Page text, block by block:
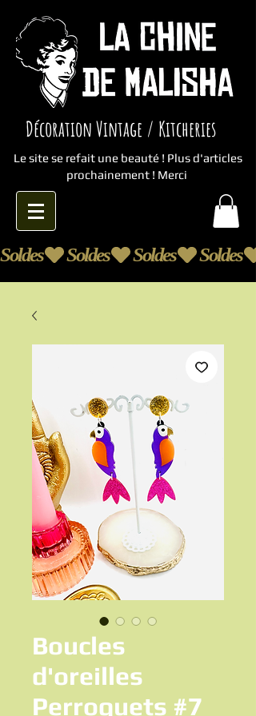
Décoration Vintage / Kitcheries
Le site se refait une beauté ! Plus d'articles
prochainement ! Merci
Soldes
Boucles
d'oreilles
Perroquets #7